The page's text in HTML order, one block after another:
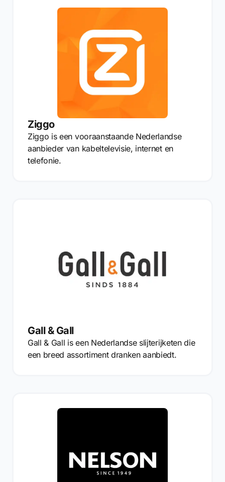
Ziggo
Ziggo is een vooraanstaande Nederlandse
aanbieder van kabeltelevisie, internet en
telefonie.
Gall & Gall
Gall & Gall is een Nederlandse slijterijketen die
een breed assortiment dranken aanbiedt.